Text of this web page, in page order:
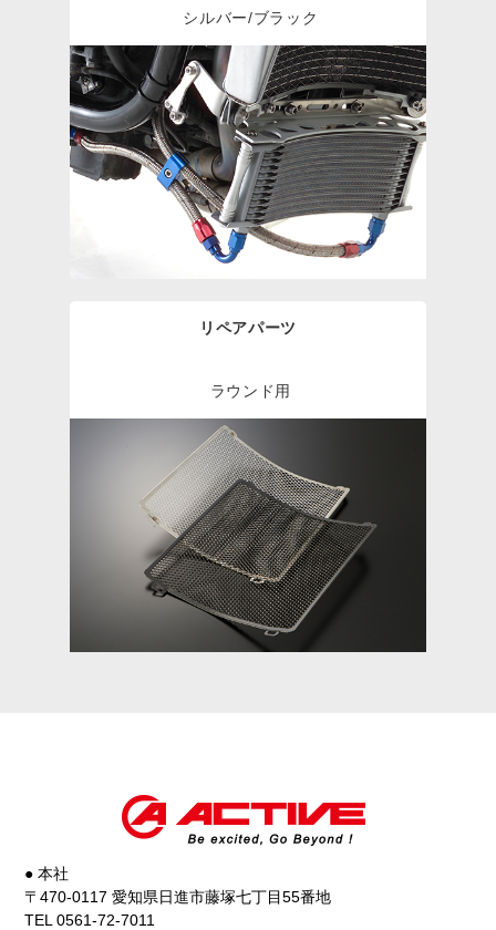
シルバー/ブラック
リペアパーツ
ラウンド用
● 本社
〒470-0117 愛知県日進市藤塚七丁目55番地
TEL 0561-72-7011